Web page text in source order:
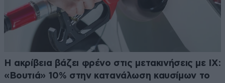
Η ακρίβεια βάζει φρένο στις μετακινήσεις με ΙΧ:
«Βουτιά» 10% στην κατανάλωση καυσίμων το